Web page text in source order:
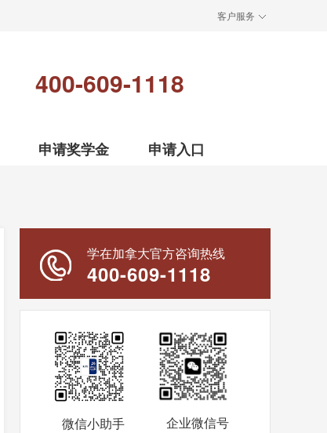
客户服务
400-609-1118
申请奖学金 申请入口
学在加拿大官方咨询热线
400-609-1118
微信小助手
企业微信号